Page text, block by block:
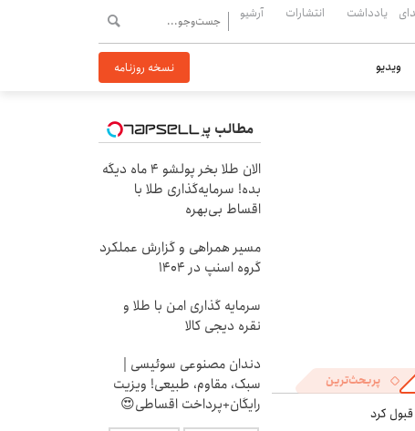
یادداشت انتشارات آرشیو
ویدیو نسخه روزنامه
پربحث‌ترین
کرد
مطالب پیشنهادی
الان طلا بخر پولشو 4 ماه دیگه
بده! سرمایه‌گذاری طلا با
اقساط بی‌بهره
مسیر همراهی و گزارش عملکرد
گروه اسنپ در ۱۴۰۴
سرمایه گذاری امن با طلا و
نقره دیجی کالا
دندان مصنوعی سوئیسی |
سبک، مقاوم، طبیعی! ویزیت
رایگان+پرداخت اقساطی😍